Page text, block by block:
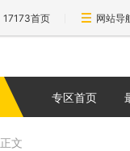
17173首页 网站导
专区首页
正文